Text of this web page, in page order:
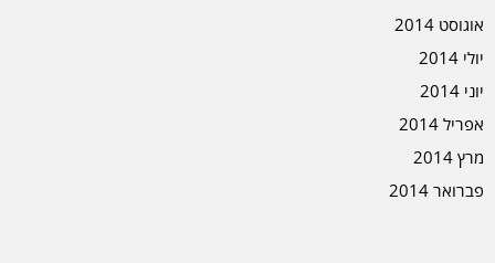
אוגוסט 2014
יולי 2014
יוני 2014
אפריל 2014
מרץ 2014
פברואר 2014